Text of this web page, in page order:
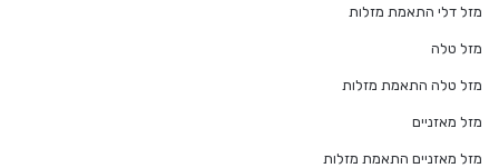
מזל דלי התאמת מזלות
מזל טלה
מזל טלה התאמת מזלות
מזל מאזניים
מזל מאזניים התאמת מזלות